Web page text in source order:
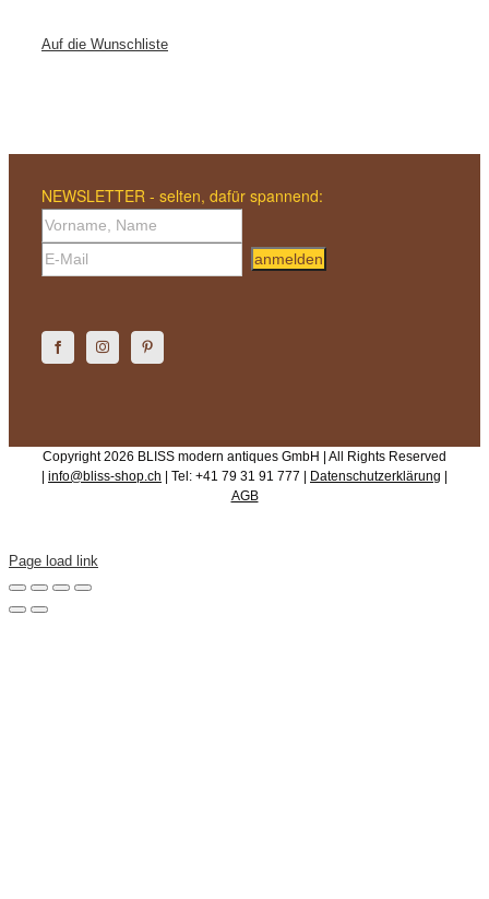
Auf die Wunschliste
NEWSLETTER - selten, dafür spannend:
anmelden
Copyright 2026 BLISS modern antiques GmbH | All Rights Reserved
| info@bliss-shop.ch | Tel: +41 79 31 91 777 | Datenschutzerklärung |
AGB
Page load link